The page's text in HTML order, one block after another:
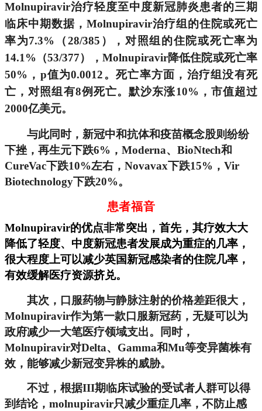
Molnupiravir治疗轻度至中度新冠肺炎患者的三期
临床中期数据， Molnupiravir治疗组的住院或死亡
率为7.3%（28/385），对照组的住院或死亡率为
14.1%（53/377）， Molnupiravir降低住院或死亡率
50%，p值为0.0012。 死亡率方面，治疗组没有死
亡，对照组有8例死亡。默沙东涨10%，市值超过
2000亿美元。
与此同时，新冠中和抗体和疫苗概念股则纷纷
下挫，再生元下跌6%，Moderna、BioNtech和
CureVac下跌10%左右，Novavax下跌15%，Vir
Biotechnology下跌20%。
患者福音
Molnupiravir的优点非常突出，首先，其疗效大大
降低了轻度、中度新冠患者发展成为重症的几率，
很大程度上可以减少英国新冠感染者的住院几率，
有效缓解医疗资源挤兑。
其次，口服药物与静脉注射的价格差距很大，
Molnupiravir作为第一款口服新冠药，无疑可以为
政府减少一大笔医疗领域支出。同时，
Molnupiravir对Delta、Gamma和Mu等变异菌株有
效，能够减少新冠变异株的威胁。
不过，根据III期临床试验的受试者人群可以得
到结论，molnupiravir只减少重症几率，不防止感